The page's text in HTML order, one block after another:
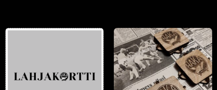
muunnelma.
valinnat
tuotteen